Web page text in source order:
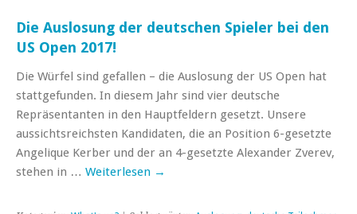
Die Auslosung der deutschen Spieler bei den
US Open 2017!
Die Würfel sind gefallen – die Auslosung der US Open hat
stattgefunden. In diesem Jahr sind vier deutsche
Repräsentanten in den Hauptfeldern gesetzt. Unsere
aussichtsreichsten Kandidaten, die an Position 6-gesetzte
Angelique Kerber und der an 4-gesetzte Alexander Zverev,
stehen in … Weiterlesen →